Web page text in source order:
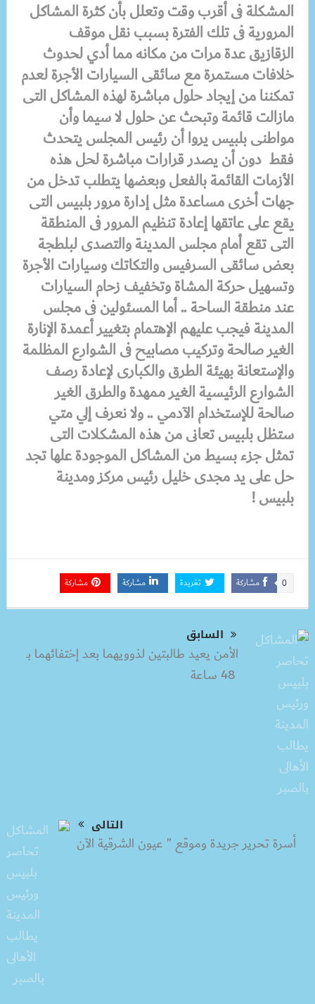
المشكلة فى أقرب وقت وتعلل بأن كثرة المشاكل
المرورية فى تلك الفترة بسبب نقل موقف
الزقازيق عدة مرات من مكانه مما أدي لحدوث
خلافات مستمرة مع سائقى السيارات الأجرة لعدم
تمكننا من إيجاد حلول مباشرة لهذه المشاكل التى
مازالت قائمة وتبحث عن حلول لا سيما وأن
مواطنى بلبيس يروا أن رئيس المجلس يتحدث
فقط دون أن يصدر قرارات مباشرة لحل هذه
الأزمات القائمة بالفعل وبعضها يتطلب تدخل من
جهات أخرى مساعدة مثل إدارة مرور بلبيس التى
يقع على عاتقها إعادة تنظيم المرور فى المنطقة
التى تقع أمام مجلس المدينة والتصدى لبلطجة
بعض سائقى السرفيس والتكاتك وسيارات الأجرة
وتسهيل حركة المشاة وتخفيف زحام السيارات
عند منطقة الساحة .. أما المسئولين فى مجلس
المدينة فيجب عليهم الإهتمام بتغيير أعمدة الإنارة
الغير صالحة وتركيب مصابيح فى الشوارع المظلمة
والإستعانة بهيئة الطرق والكبارى لإعادة رصف
الشوارع الرئيسية الغير ممهدة والطرق الغير
صالحة للإستخدام الآدمي .. ولا نعرف إلي متي
ستظل بلبيس تعانى من هذه المشكلات التى
تمثل جزء بسيط من المشاكل الموجودة علها تجد
حل على يد مجدى خليل رئيس مركز ومدينة
بلبيس !
مشاركة 0 تغريدة مشاركة مشاركة
السابق
الأمن يعيد طالبتين لذوويهما بعد إختفائهما بـ
التالى
أسرة تحرير جريدة وموقع ” عيون الشرقية الآن